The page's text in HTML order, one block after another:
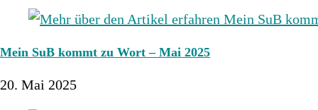
Mein SuB kommt zu Wort – Mai 2025
20. Mai 2025